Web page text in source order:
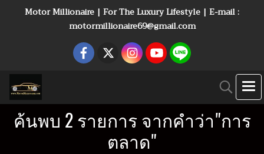
Motor Millionaire | For The Luxury Lifestyle | E-mail :
motormillionaire69@gmail.com
ค้นพบ 2 รายการ จากคำว่า"การ
ตลาด"